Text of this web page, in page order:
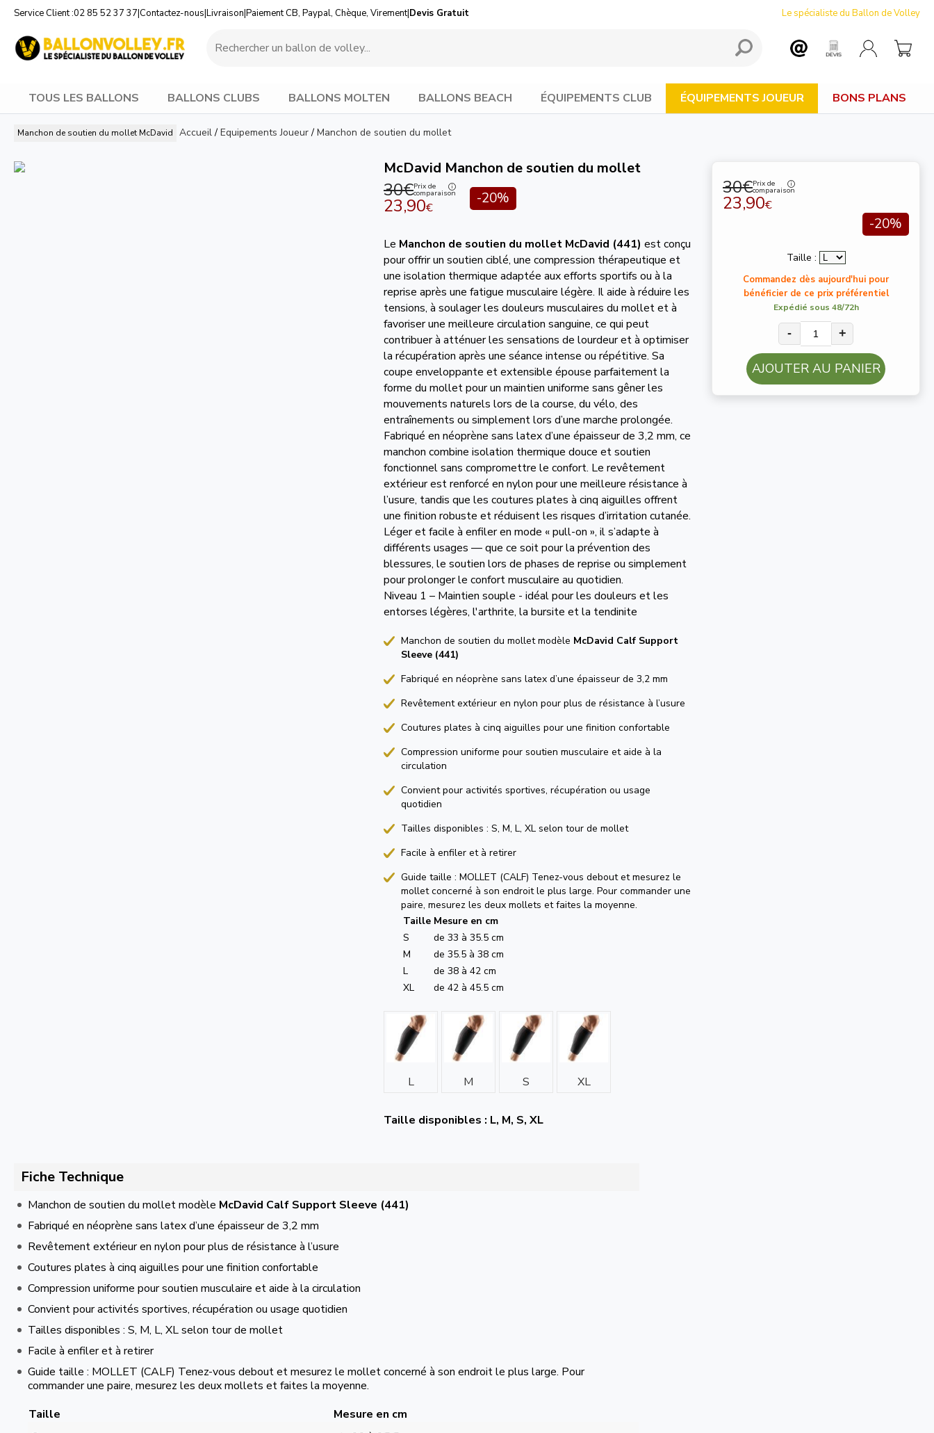
Service Client :02 85 52 37 37|Contactez-nous|Livraison|Paiement CB, Paypal, Chèque, Virement|Devis Gratuit Le spécialiste du Ballon de Volley
TOUS LES BALLONS BALLONS CLUBS BALLONS MOLTEN BALLONS BEACH ÉQUIPEMENTS CLUB ÉQUIPEMENTS JOUEUR BONS PLANS
Manchon de soutien du mollet McDavid Accueil / Equipements Joueur / Manchon de soutien du mollet
30€Prix de
comparaison
23,90€
-20%
Taille :
Commandez dès aujourd'hui pour
bénéficier de ce prix préférentiel
Expédié sous 48/72h
- +
AJOUTER AU PANIER
McDavid Manchon de soutien du mollet
30€Prix de
comparaison
23,90€ -20%
Le Manchon de soutien du mollet McDavid (441) est conçu
pour offrir un soutien ciblé, une compression thérapeutique et
une isolation thermique adaptée aux efforts sportifs ou à la
reprise après une fatigue musculaire légère. Il aide à réduire les
tensions, à soulager les douleurs musculaires du mollet et à
favoriser une meilleure circulation sanguine, ce qui peut
contribuer à atténuer les sensations de lourdeur et à optimiser
la récupération après une séance intense ou répétitive. Sa
coupe enveloppante et extensible épouse parfaitement la
forme du mollet pour un maintien uniforme sans gêner les
mouvements naturels lors de la course, du vélo, des
entraînements ou simplement lors d’une marche prolongée.
Fabriqué en néoprène sans latex d’une épaisseur de 3,2 mm, ce
manchon combine isolation thermique douce et soutien
fonctionnel sans compromettre le confort. Le revêtement
extérieur est renforcé en nylon pour une meilleure résistance à
l’usure, tandis que les coutures plates à cinq aiguilles offrent
une finition robuste et réduisent les risques d’irritation cutanée.
Léger et facile à enfiler en mode « pull-on », il s’adapte à
différents usages — que ce soit pour la prévention des
blessures, le soutien lors de phases de reprise ou simplement
pour prolonger le confort musculaire au quotidien.
Niveau 1 – Maintien souple - idéal pour les douleurs et les
entorses légères, l'arthrite, la bursite et la tendinite
Manchon de soutien du mollet modèle McDavid Calf Support
Sleeve (441)
Fabriqué en néoprène sans latex d’une épaisseur de 3,2 mm
Revêtement extérieur en nylon pour plus de résistance à l’usure
Coutures plates à cinq aiguilles pour une finition confortable
Compression uniforme pour soutien musculaire et aide à la
circulation
Convient pour activités sportives, récupération ou usage
quotidien
Tailles disponibles : S, M, L, XL selon tour de mollet
Facile à enfiler et à retirer
Guide taille : MOLLET (CALF) Tenez-vous debout et mesurez le
mollet concerné à son endroit le plus large. Pour commander une
paire, mesurez les deux mollets et faites la moyenne.
Taille Mesure en cm
S
de 33 à 35.5 cm
M
de 35.5 à 38 cm
L
de 38 à 42 cm
XL
de 42 à 45.5 cm
L M S XL
Taille disponibles : L, M, S, XL
Fiche Technique
Manchon de soutien du mollet modèle McDavid Calf Support Sleeve (441)
Fabriqué en néoprène sans latex d’une épaisseur de 3,2 mm
Revêtement extérieur en nylon pour plus de résistance à l’usure
Coutures plates à cinq aiguilles pour une finition confortable
Compression uniforme pour soutien musculaire et aide à la circulation
Convient pour activités sportives, récupération ou usage quotidien
Tailles disponibles : S, M, L, XL selon tour de mollet
Facile à enfiler et à retirer
Guide taille : MOLLET (CALF) Tenez-vous debout et mesurez le mollet concerné à son endroit le plus large. Pour
commander une paire, mesurez les deux mollets et faites la moyenne.
Taille
Mesure en cm